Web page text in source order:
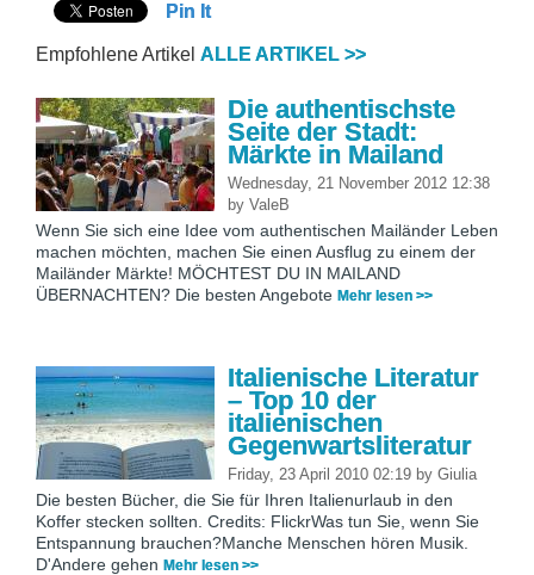
Pin It
Empfohlene Artikel ALLE ARTIKEL >>
Die authentischste
Seite der Stadt:
Märkte in Mailand
Wednesday, 21 November 2012 12:38
by ValeB
Wenn Sie sich eine Idee vom authentischen Mailänder Leben
machen möchten, machen Sie einen Ausflug zu einem der
Mailänder Märkte! MÖCHTEST DU IN MAILAND
ÜBERNACHTEN? Die besten Angebote Mehr lesen >>
Italienische Literatur
– Top 10 der
italienischen
Gegenwartsliteratur
Friday, 23 April 2010 02:19 by Giulia
Die besten Bücher, die Sie für Ihren Italienurlaub in den
Koffer stecken sollten. Credits: FlickrWas tun Sie, wenn Sie
Entspannung brauchen?Manche Menschen hören Musik.
D'Andere gehen Mehr lesen >>